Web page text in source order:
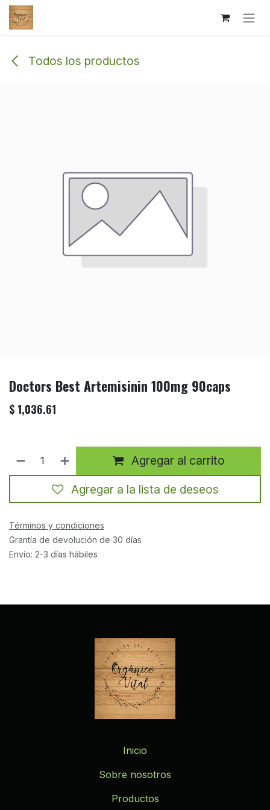
Ir al contenido
Todos los productos
Doctors Best Artemisinin 100mg 90caps
$ 1,036.61
Agregar al carrito
Agregar a la lista de deseos
Términos y condiciones
Grantía de devolución de 30 días
Envío: 2-3 días hábiles
Inicio
Sobre nosotros
Productos